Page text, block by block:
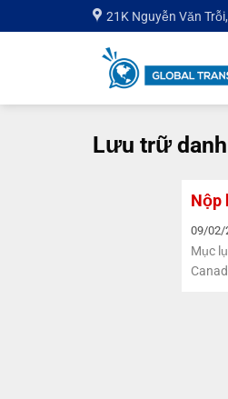
qua
21K Nguyễn Văn
Lưu trữ
Nộp
09/02/
Mục